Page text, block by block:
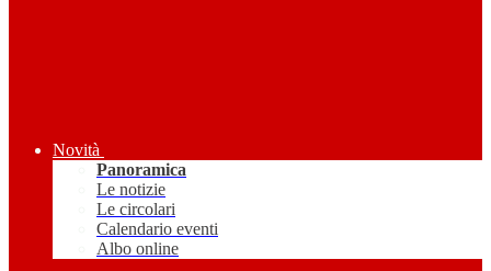
Novità
Panoramica
Le notizie
Le circolari
Calendario eventi
Albo online